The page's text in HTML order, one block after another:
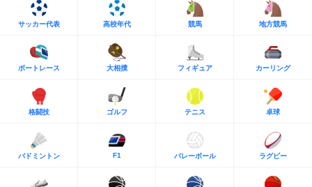
サッカー代表 高校年代 競馬 地方競馬
ボートレース 大相撲 フィギュア カーリング
格闘技 ゴルフ テニス 卓球
バドミントン F1 バレーボール ラグビー